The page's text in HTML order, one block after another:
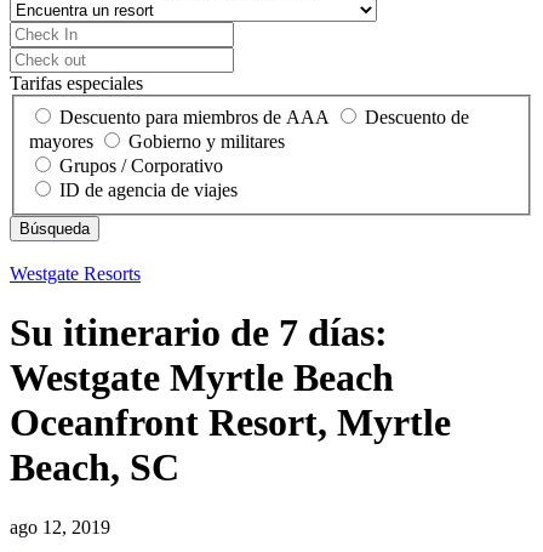
Tarifas especiales
Descuento para miembros de AAA
Descuento de
mayores
Gobierno y militares
Grupos / Corporativo
ID de agencia de viajes
Westgate Resorts
Su itinerario de 7 días:
Westgate Myrtle Beach
Oceanfront Resort, Myrtle
Beach, SC
ago 12, 2019